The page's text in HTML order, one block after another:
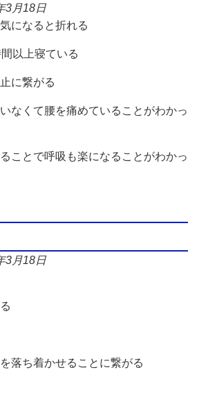
3月18日
になると折れる
以上寝ている
に繋がる
なくて腰を痛めていることがわかっ
ことで呼吸も楽になることがわかっ
3月18日
落ち着かせることに繋がる